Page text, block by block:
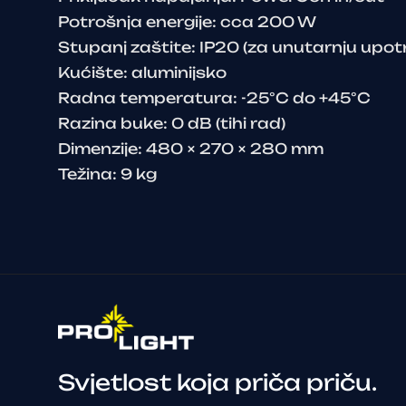
Potrošnja energije: cca 200 W
Stupanj zaštite: IP20 (za unutarnju
Kućište: aluminijsko
Radna temperatura: -25°C do +45°C
Razina buke: 0 dB (tihi rad)
Dimenzije: 480 × 270 × 280 mm
Težina: 9 kg
Svjetlost koja priča priču.